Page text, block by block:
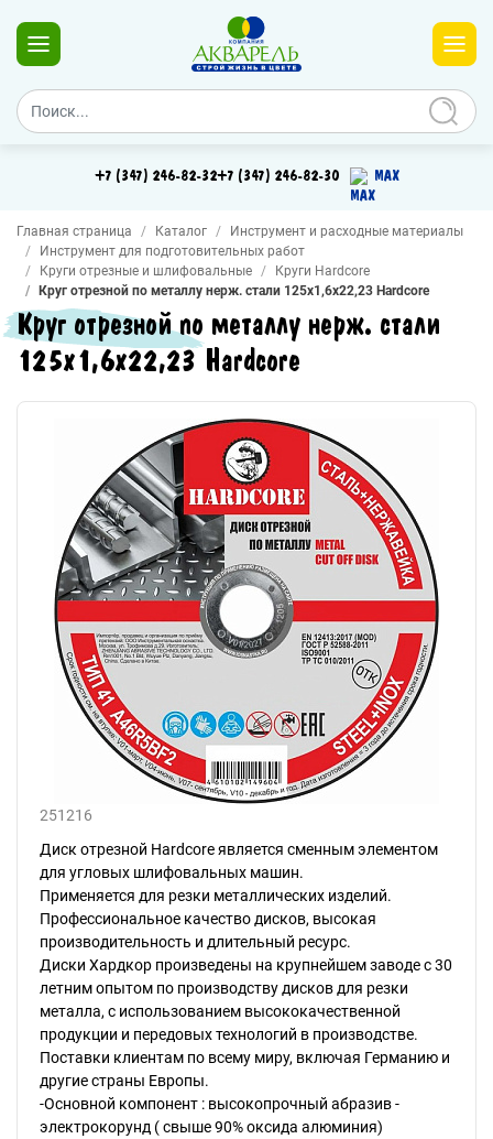
+7 (347) 246-82-32+7 (347) 246-82-30 MAX
Главная страница Каталог
Инструмент и расходные материалы
Инструмент для подготовительных работ
Круги отрезные и шлифовальные
Круги Hardcore
Круг отрезной по металлу нерж. стали 125х1,6х22,23 Hardcore
Круг отрезной по металлу нерж. стали
125х1,6х22,23 Hardcore
251216
Диск отрезной Hardcore является сменным элементом
для угловых шлифовальных машин.
Применяется для резки металлических изделий.
Профессиональное качество дисков, высокая
производительность и длительный ресурс.
Диски Хардкор произведены на крупнейшем заводе с 30
летним опытом по производству дисков для резки
металла, с использованием высококачественной
продукции и передовых технологий в производстве.
Поставки клиентам по всему миру, включая Германию и
другие страны Европы.
-Основной компонент : высокопрочный абразив -
электрокорунд ( свыше 90% оксида алюминия)